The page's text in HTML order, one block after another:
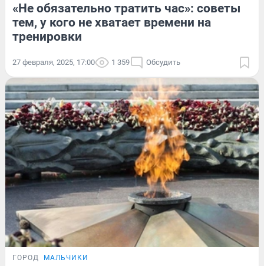
«Не обязательно тратить час»: советы
тем, у кого не хватает времени на
тренировки
27 февраля, 2025, 17:00 1 359 Обсудить
ГОРОД МАЛЬЧИКИ